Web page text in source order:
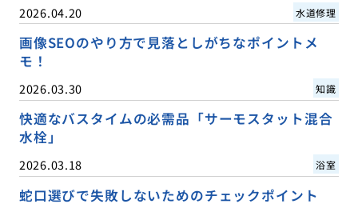
2026.04.20 水道修理
画像SEOのやり方で見落としがちなポイントメ
モ！
2026.03.30 知識
快適なバスタイムの必需品「サーモスタット混合
水栓」
2026.03.18 浴室
蛇口選びで失敗しないためのチェックポイント